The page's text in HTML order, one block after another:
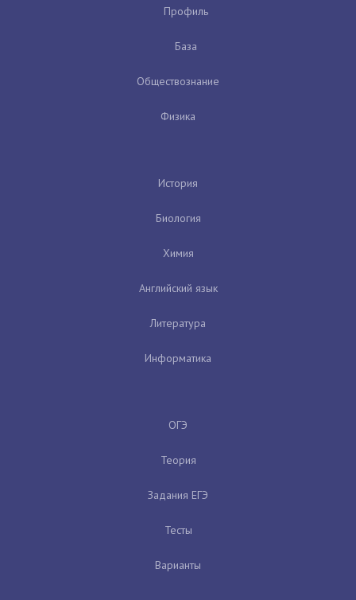
Профиль
База
Обществознание
Физика
История
Биология
Химия
Английский язык
Литература
Информатика
ОГЭ
Теория
Задания ЕГЭ
Тесты
Варианты